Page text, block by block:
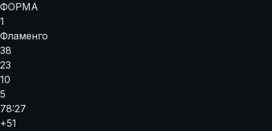
ФОРМА
1
Фламенго
38
23
10
5
78:27
+51